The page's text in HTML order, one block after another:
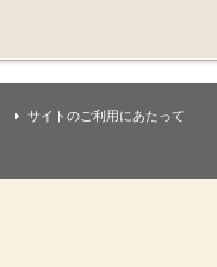
サイトのご利用にあたって